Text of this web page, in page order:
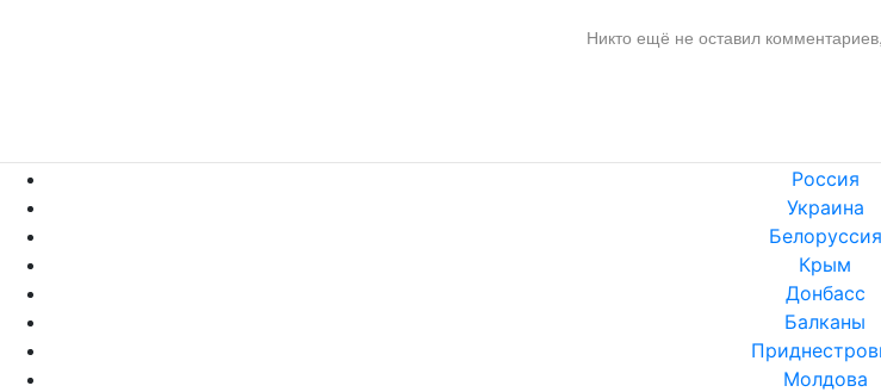
Никто ещё не оставил
Россия
Украина
Белоруссия
Крым
Донбасс
Балканы
Молдова